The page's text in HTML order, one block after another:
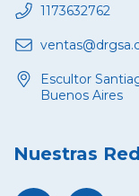
1173632762
Escultor
Buenos Aires
Nuestras